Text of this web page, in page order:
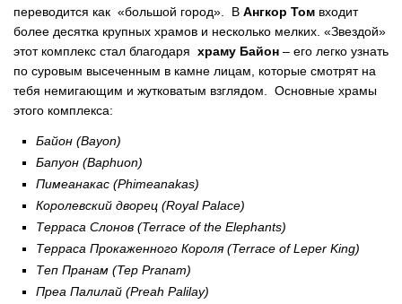
переводится как «большой город». В Ангкор Том входит
более десятка крупных храмов и несколько мелких. «Звездой»
этот комплекс стал благодаря храму Байон – его легко узнать
по суровым высеченным в камне лицам, которые смотрят на
тебя немигающим и жутковатым взглядом. Основные храмы
этого комплекса:
Байон (Bayon)
Бапуон (Baphuon)
Пимеанакас (Phimeanakas)
Королевский дворец (Royal Palace)
Терраса Слонов (Terrace of the Elephants)
Терраса Прокаженного Короля (Terrace of Leper King)
Теп Пранам (Tep Pranam)
Преа Палилай (Preah Palilay)